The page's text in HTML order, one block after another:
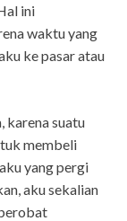
ini
waktu yang
ke pasar atau
karena suatu
membeli
yang pergi
aku sekalian